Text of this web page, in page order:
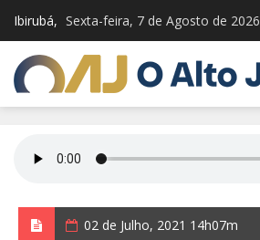
Ibirubá, Sexta-feira, 7 de Agosto de 2026
02 de Julho, 2021 14h07m